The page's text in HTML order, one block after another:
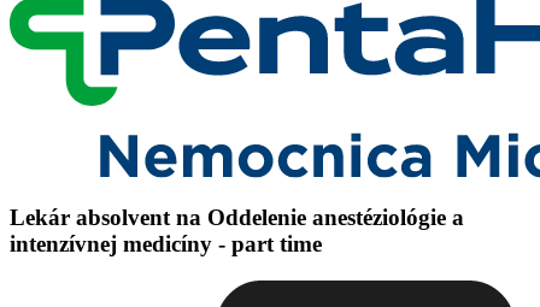
Lekár absolvent na Oddelenie anestéziológie a
intenzívnej medicíny - part time